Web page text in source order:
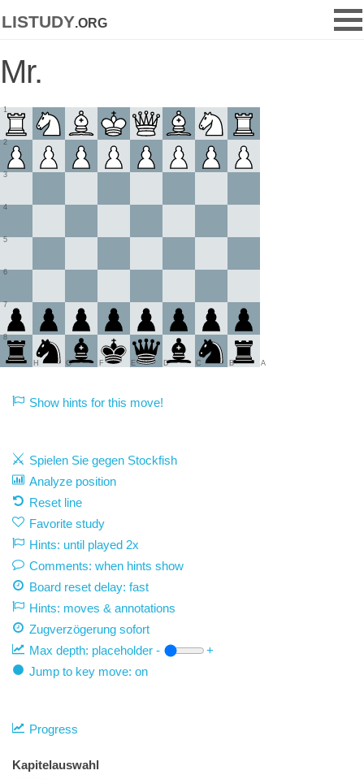
listudy.org
Mr.
1
2
3
4
5
6
7
8
A
B
C
D
E
F
G
H
Show hints for this move!
Spielen Sie gegen Stockfish
Analyze position
Reset line
Favorite study
Hints: until played 2x
Comments: when hints show
Board reset delay: fast
Hints: moves & annotations
Zugverzögerung sofort
Max depth: placeholder -
+
Jump to key move: on
Progress
Kapitelauswahl